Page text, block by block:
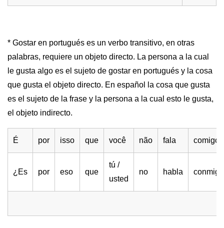
* Gostar en portugués es un verbo transitivo, en otras
palabras, requiere un objeto directo. La persona a la cual
le gusta algo es el sujeto de gostar en portugués y la cosa
que gusta el objeto directo. En español la cosa que gusta
es el sujeto de la frase y la persona a la cual esto le gusta,
el objeto indirecto.
É por isso que você não fala comigo?
¿Es por eso que
tú /
usted
no habla